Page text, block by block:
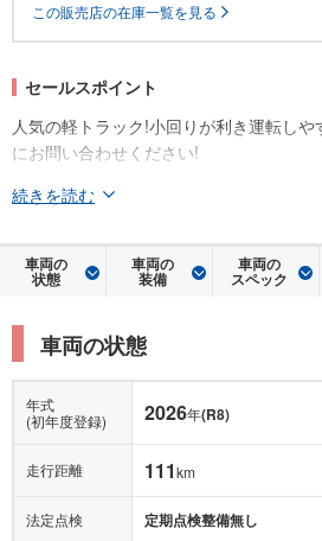
この販売店の在庫一覧を見る
セールスポイント
人気の軽トラック!小回りが利き運転し
にお問い合わせください!
続きを読む
車両の
状態
車両の
装備
車両の
スペック
車両の状態
年式
(初年度登録)
2026年(R8)
走行距離 111km
法定点検 定期点検整備無し